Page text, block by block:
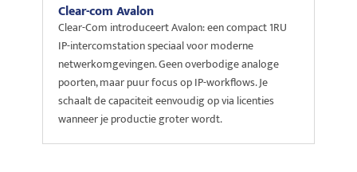
Clear-com Avalon
Clear-Com introduceert Avalon: een compact 1RU
IP-intercomstation speciaal voor moderne
netwerkomgevingen. Geen overbodige analoge
poorten, maar puur focus op IP-workflows. Je
schaalt de capaciteit eenvoudig op via licenties
wanneer je productie groter wordt.